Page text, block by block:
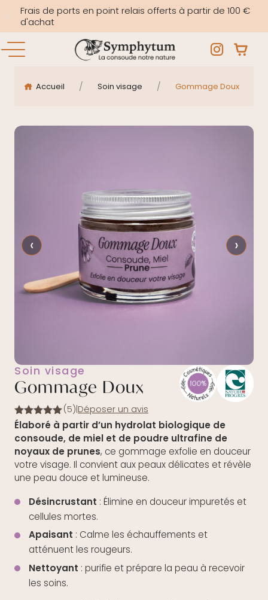
Frais de ports en point relais offerts à partir de 100 €
d'achat
Accueil / Soin visage / Gommage Doux
‹ ›
Soin visage
Gommage Doux
Note5.00
(5) Déposer un avis
Élaboré à partir d’un hydrolat biologique de
consoude, de miel et de poudre ultrafine de
noyaux de prunes, ce gommage exfolie en douceur
votre visage. Il convient aux peaux délicates et révèle
une peau douce et lumineuse.
Désincrustant : Élimine en douceur impuretés et
cellules mortes.
Apaisant : Calme les échauffements et
atténuent les rougeurs.
Nettoyant : purifie et prépare la peau à recevoir
les soins.